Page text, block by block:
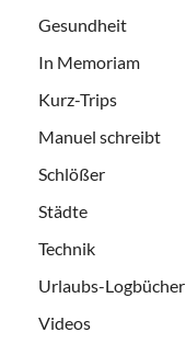
Gesundheit
In Memoriam
Kurz-Trips
Manuel schreibt
Schlößer
Städte
Technik
Urlaubs-Logbücher
Videos